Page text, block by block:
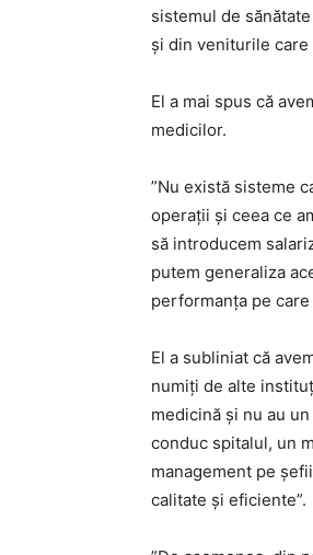
sistemul de
şi din veniturile care
El a mai spus că
medicilor.
”Nu există sisteme
operaţii şi ceea ce
să introducem
putem generaliza
performanţa pe
El a subliniat că
numiţi de alte
medicină şi nu au
conduc spitalul, un
management pe
calitate şi eficiente”.